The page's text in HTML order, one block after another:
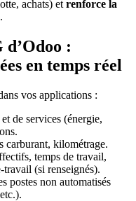
achats) et renforce la
d’Odoo :
en temps réel
vos applications :
de services (énergie,
carburant, kilométrage.
temps de travail,
travail (si renseignés).
postes non automatisés